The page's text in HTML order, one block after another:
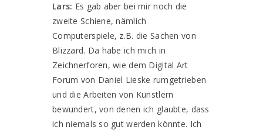
Lars: Es gab aber bei mir noch die
zweite Schiene, nämlich
Computerspiele, z.B. die Sachen von
Blizzard. Da habe ich mich in
Zeichnerforen, wie dem Digital Art
Forum von Daniel Lieske rumgetrieben
und die Arbeiten von Künstlern
bewundert, von denen ich glaubte, dass
ich niemals so gut werden könnte. Ich